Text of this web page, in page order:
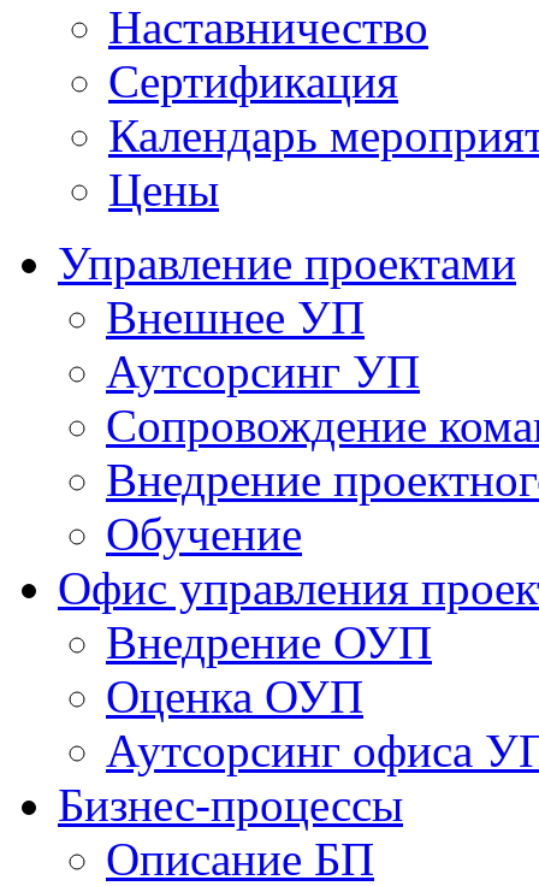
Наставничество
Сертификация
Календарь
Цены
Управление проектами
Внешнее УП
Аутсорсинг УП
Сопровождение
Внедрение
Обучение
Офис управления
Bнедрение ОУП
Оценка ОУП
Аутсорсинг офиса
Бизнес-процессы
Описание БП